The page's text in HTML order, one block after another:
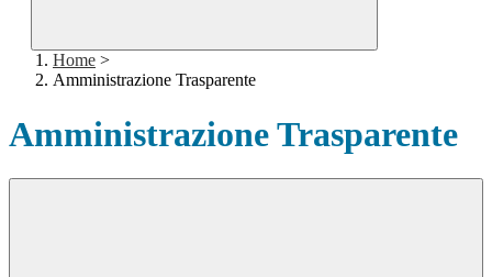
Home >
Amministrazione Trasparente
Amministrazione Trasparente